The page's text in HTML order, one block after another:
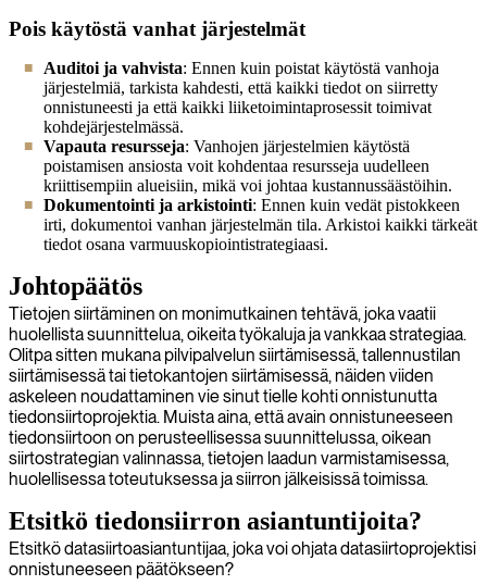
Pois käytöstä vanhat järjestelmät
Auditoi ja vahvista: Ennen kuin poistat käytöstä vanhoja
järjestelmiä, tarkista kahdesti, että kaikki tiedot on siirretty
onnistuneesti ja että kaikki liiketoimintaprosessit toimivat
kohdejärjestelmässä.
Vapauta resursseja: Vanhojen järjestelmien käytöstä
poistamisen ansiosta voit kohdentaa resursseja uudelleen
kriittisempiin alueisiin, mikä voi johtaa kustannussäästöihin.
Dokumentointi ja arkistointi: Ennen kuin vedät pistokkeen
irti, dokumentoi vanhan järjestelmän tila. Arkistoi kaikki tärkeät
tiedot osana varmuuskopiointistrategiaasi.
Johtopäätös
Tietojen siirtäminen on monimutkainen tehtävä, joka vaatii
huolellista suunnittelua, oikeita työkaluja ja vankkaa strategiaa.
Olitpa sitten mukana pilvipalvelun siirtämisessä, tallennustilan
siirtämisessä tai tietokantojen siirtämisessä, näiden viiden
askeleen noudattaminen vie sinut tielle kohti onnistunutta
tiedonsiirtoprojektia. Muista aina, että avain onnistuneeseen
tiedonsiirtoon on perusteellisessa suunnittelussa, oikean
siirtostrategian valinnassa, tietojen laadun varmistamisessa,
huolellisessa toteutuksessa ja siirron jälkeisissä toimissa.
Etsitkö tiedonsiirron asiantuntijoita?
Etsitkö datasiirtoasiantuntijaa, joka voi ohjata datasiirtoprojektisi
onnistuneeseen päätökseen?